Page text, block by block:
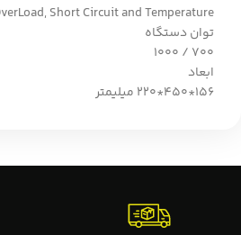
Short Circuit and Temperature
توان دستگاه
700 / 1000
ابعاد
156*450*220 میلیمتر